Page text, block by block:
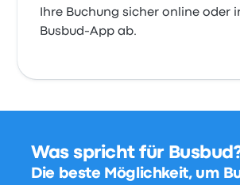
Ihre Buchung sicher online oder
Busbud-App ab.
Was spricht für
Die beste Möglichkeit, um